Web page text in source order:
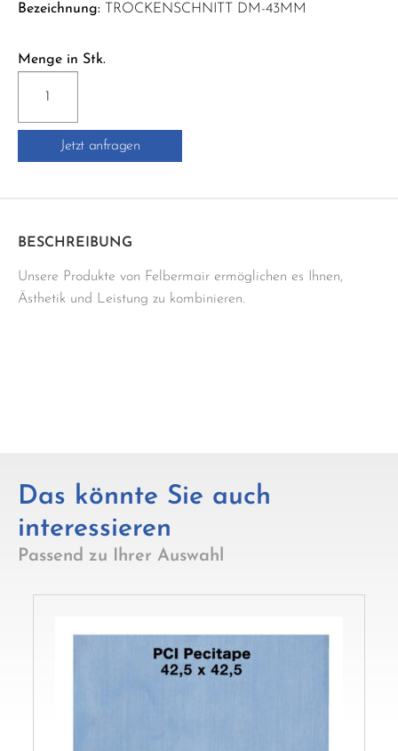
Bezeichnung: TROCKENSCHNITT DM-43MM
Menge in Stk.
Menge
Jetzt anfragen
BESCHREIBUNG
Unsere Produkte von Felbermair ermöglichen es Ihnen,
Ästhetik und Leistung zu kombinieren.
Das könnte Sie auch
interessieren